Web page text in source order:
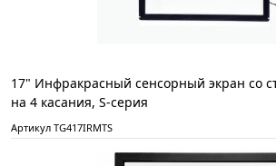
17" Инфракрасный сенсорный экран со
на 4 касания, S-серия
Артикул TG417IRMTS